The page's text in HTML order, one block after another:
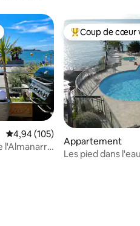
plus appréciés
Évaluation moyenne sur la
4,94 (105)
l'Almanarre
Coups de cœur
Coup de cœur
Appartement
Les pied dans